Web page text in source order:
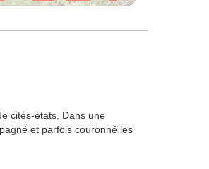
cités-états. Dans une
et parfois couronné les